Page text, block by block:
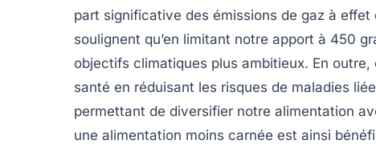
part significative des émissions de gaz à effet
soulignent qu’en limitant notre apport à 450
objectifs climatiques plus ambitieux. En
santé en réduisant les risques de maladies
permettant de diversifier notre alimentation
une alimentation moins carnée est ainsi